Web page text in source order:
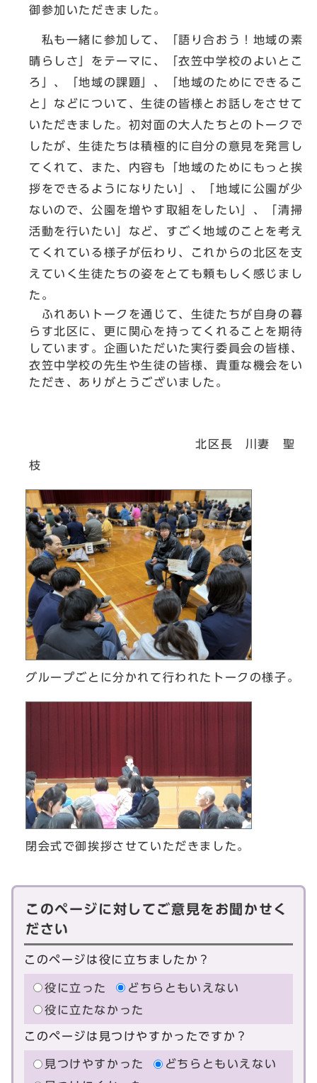
御参加いただきました。
私も一緒に参加して、「語り合おう！地域の素
晴らしさ」をテーマに、「衣笠中学校のよいとこ
ろ」、「地域の課題」、「地域のためにできるこ
と」などについて、生徒の皆様とお話しをさせて
いただきました。初対面の大人たちとのトークで
したが、生徒たちは積極的に自分の意見を発言し
てくれて、また、内容も「地域のためにもっと挨
拶をできるようになりたい」、「地域に公園が少
ないので、公園を増やす取組をしたい」、「清掃
活動を行いたい」など、すごく地域のことを考え
てくれている様子が伝わり、これからの北区を支
えていく生徒たちの姿をとても頼もしく感じまし
た。
ふれあいトークを通じて、生徒たちが自身の暮
らす北区に、更に関心を持ってくれることを期待
しています。企画いただいた実行委員会の皆様、
衣笠中学校の先生や生徒の皆様、貴重な機会をい
ただき、ありがとうございました。
北区長 川妻 聖
枝
グループごとに分かれて行われたトークの様子。
閉会式で御挨拶させていただきました。
このページに対してご意見をお聞かせく
ださい
このページは役に立ちましたか？
役に立った
どちらともいえない
役に立たなかった
このページは見つけやすかったですか？
見つけやすかった
どちらともいえない